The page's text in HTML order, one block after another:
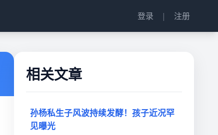
登录 | 注册
相关文章
孙杨私生子风波持续发酵！孩子近况罕
见曝光